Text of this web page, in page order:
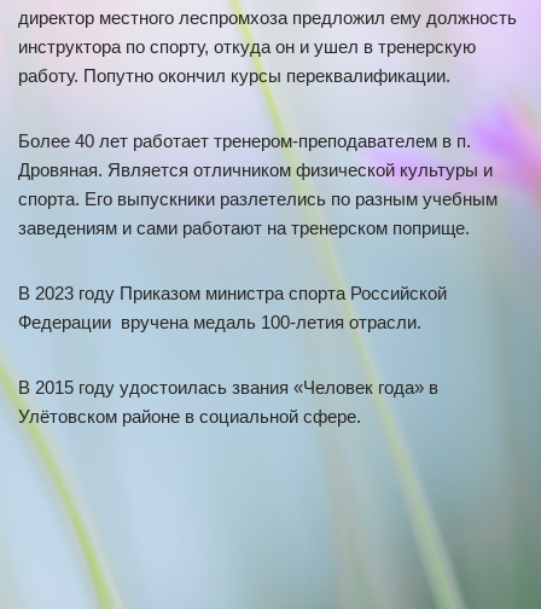
директор местного леспромхоза предложил ему должность
инструктора по спорту, откуда он и ушел в тренерскую
работу. Попутно окончил курсы переквалификации.
Более 40 лет работает тренером-преподавателем в п.
Дровяная. Является отличником физической культуры и
спорта. Его выпускники разлетелись по разным учебным
заведениям и сами работают на тренерском поприще.
В 2023 году Приказом министра спорта Российской
Федерации вручена медаль 100-летия отрасли.
В 2015 году удостоилась звания «Человек года» в
Улётовском районе в социальной сфере.